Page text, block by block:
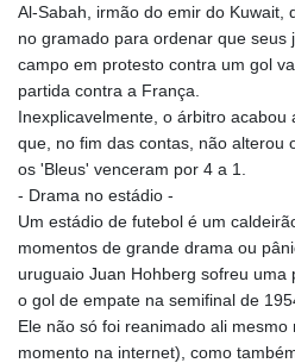
Al-Sabah, irmão do emir do Kuwait,
no gramado para ordenar que seus
campo em protesto contra um gol
partida contra a França.
Inexplicavelmente, o árbitro
que, no fim das contas, não alterou
os 'Bleus' venceram por 4 a 1.
- Drama no estádio -
Um estádio de futebol é um
momentos de grande drama ou
uruguaio Juan Hohberg sofreu
o gol de empate na semifinal de
Ele não só foi reanimado ali
momento na internet), como